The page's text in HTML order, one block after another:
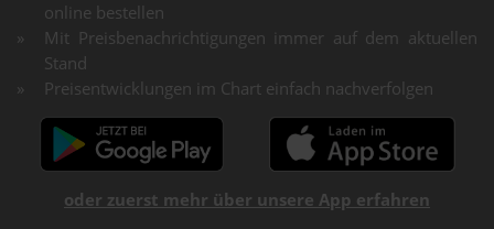
online bestellen
Mit Preisbenachrichtigungen immer auf dem aktuellen
Stand
Preisentwicklungen im Chart einfach nachverfolgen
oder zuerst mehr über unsere App erfahren